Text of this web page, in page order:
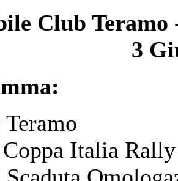
Club
3
Teramo
Coppa Italia